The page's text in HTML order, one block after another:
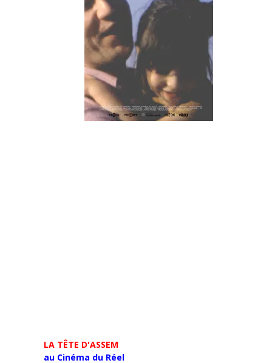
LA TÊTE D'ASSEM
au Cinéma du Réel